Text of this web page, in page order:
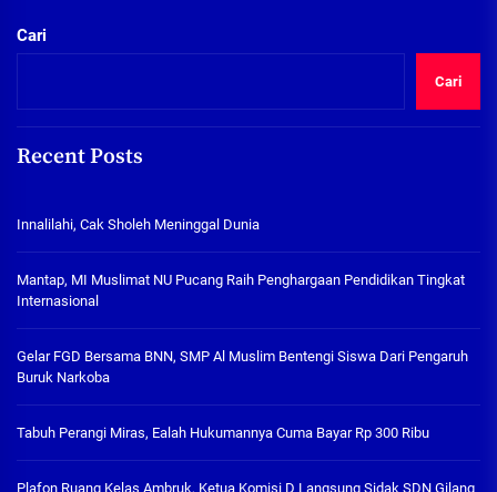
Cari
Cari
Recent Posts
Innalilahi, Cak Sholeh Meninggal Dunia
Mantap, MI Muslimat NU Pucang Raih Penghargaan Pendidikan Tingkat
Internasional
Gelar FGD Bersama BNN, SMP Al Muslim Bentengi Siswa Dari Pengaruh
Buruk Narkoba
Tabuh Perangi Miras, Ealah Hukumannya Cuma Bayar Rp 300 Ribu
Plafon Ruang Kelas Ambruk, Ketua Komisi D Langsung Sidak SDN Gilang